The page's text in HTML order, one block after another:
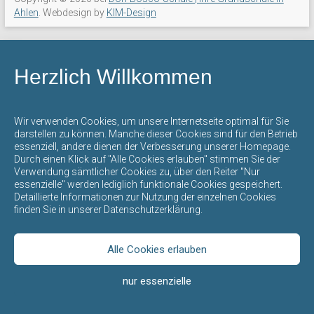
Herzlich Willkommen
Wir verwenden Cookies, um unsere Internetseite optimal für Sie
darstellen zu können. Manche dieser Cookies sind für den Betrieb
essenziell, andere dienen der Verbesserung unserer Homepage.
Durch einen Klick auf "Alle Cookies erlauben" stimmen Sie der
Verwendung sämtlicher Cookies zu, über den Reiter "Nur
essenzielle" werden lediglich funktionale Cookies gespeichert.
Detaillierte Informationen zur Nutzung der einzelnen Cookies
finden Sie in unserer Datenschutzerklärung.
Alle Cookies erlauben
nur essenzielle
mit
offenem
für
Bildung
und
Erziehung
durch
die
gegenseitige
Achtung
verschiedenen
Ahlen . Webdesign by KIM-Design